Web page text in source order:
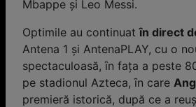
Mbappe şi Leo Messi.
Optimile au continuatȋn direct
Antena 1 și AntenaPLAY, cu o
spectaculoasă, ȋn faţa a peste
pe stadionul Azteca, ȋn care
premieră istorică, după ce a